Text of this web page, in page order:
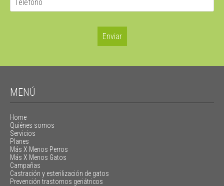
MENÚ
Home
Quiénes somos
Servicios
Planes
Más X Menos Perros
Más X Menos Gatos
Campañas
Castración y esterilización de gatos
Prevención trastornos geriátricos